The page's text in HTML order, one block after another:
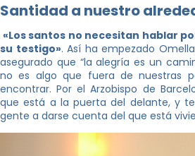
Santidad a nuestro
«Los santos no necesitan hablar
su testigo». Así ha empezado
asegurado que “la alegría es un
no es algo que fuera de nuestras
encontrar. Por el Arzobispo de
que está a la puerta del delante, y
gente a darse cuenta del que está